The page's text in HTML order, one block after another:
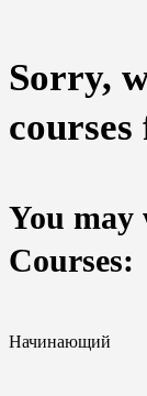
Sorry,
You may
Courses:
Начинающий